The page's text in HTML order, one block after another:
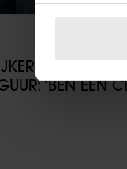
Uw
We
‘BEN EEN